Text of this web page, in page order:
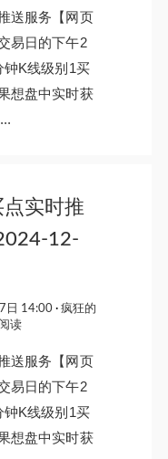
送服务【网页
易日的下午2
钟K线级别1买
想盘中实时获
实时推
12-
日 14:00
疯狂的
读
送服务【网页
易日的下午2
钟K线级别1买
想盘中实时获